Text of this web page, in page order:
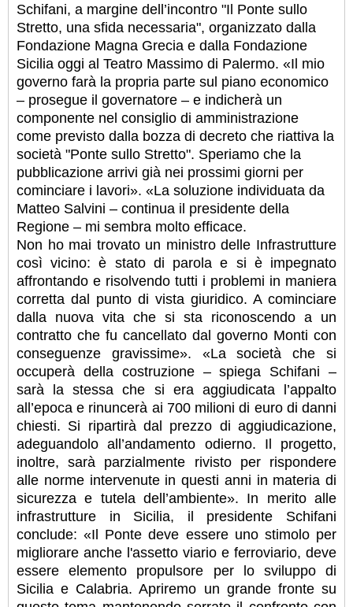
Schifani, a margine dell’incontro "Il Ponte sullo
Stretto, una sfida necessaria", organizzato dalla
Fondazione Magna Grecia e dalla Fondazione
Sicilia oggi al Teatro Massimo di Palermo. «Il mio
governo farà la propria parte sul piano economico
– prosegue il governatore – e indicherà un
componente nel consiglio di amministrazione
come previsto dalla bozza di decreto che riattiva la
società "Ponte sullo Stretto". Speriamo che la
pubblicazione arrivi già nei prossimi giorni per
cominciare i lavori». «La soluzione individuata da
Matteo Salvini – continua il presidente della
Regione – mi sembra molto efficace.
Non ho mai trovato un ministro delle Infrastrutture
così vicino: è stato di parola e si è impegnato
affrontando e risolvendo tutti i problemi in maniera
corretta dal punto di vista giuridico. A cominciare
dalla nuova vita che si sta riconoscendo a un
contratto che fu cancellato dal governo Monti con
conseguenze gravissime». «La società che si
occuperà della costruzione – spiega Schifani –
sarà la stessa che si era aggiudicata l’appalto
all’epoca e rinuncerà ai 700 milioni di euro di danni
chiesti. Si ripartirà dal prezzo di aggiudicazione,
adeguandolo all’andamento odierno. Il progetto,
inoltre, sarà parzialmente rivisto per rispondere
alle norme intervenute in questi anni in materia di
sicurezza e tutela dell’ambiente». In merito alle
infrastrutture in Sicilia, il presidente Schifani
conclude: «Il Ponte deve essere uno stimolo per
migliorare anche l'assetto viario e ferroviario, deve
essere elemento propulsore per lo sviluppo di
Sicilia e Calabria. Apriremo un grande fronte su